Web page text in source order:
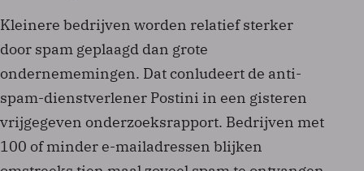
Kleinere bedrijven worden relatief sterker
door spam geplaagd dan grote
ondernememingen. Dat conludeert de anti-
spam-dienstverlener Postini in een gisteren
vrijgegeven onderzoeksrapport. Bedrijven met
100 of minder e-mailadressen blijken